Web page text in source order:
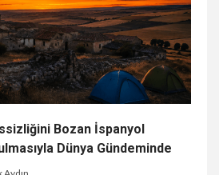
Bozan İspanyol
Dünya Gündeminde